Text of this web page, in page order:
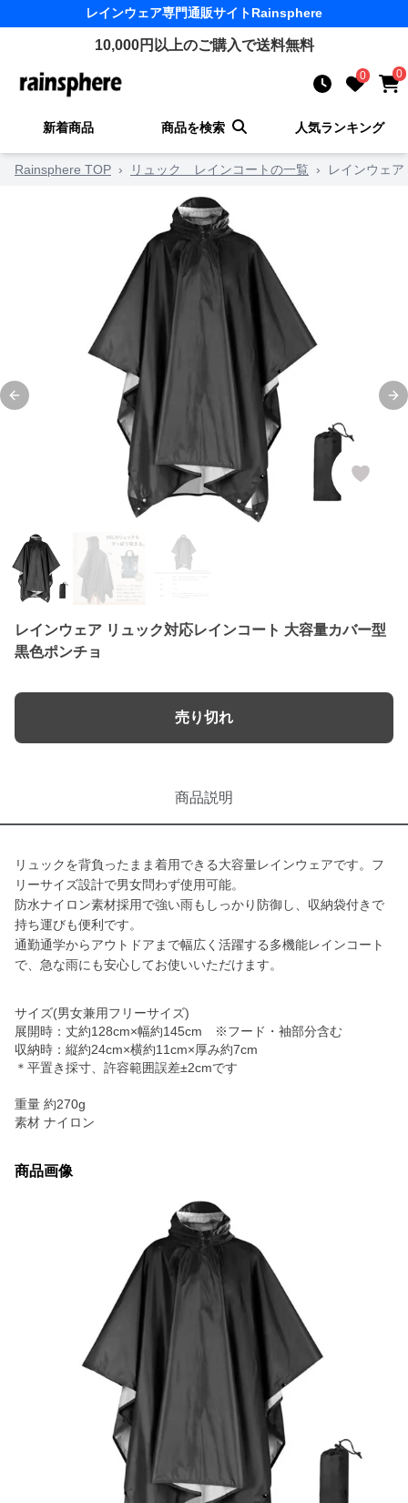
レインウェア専門通販サイトRainsphere
10,000円以上のご購入で送料無料
0 0
新着商品 商品を検索 人気ランキング
Rainsphere TOP › リュック レインコートの一覧 › レインウェ
Previous slide
レインウェア リュック対応レインコート 大容量カバー型
黒色ポンチョ
売り切れ
商品説明
リュックを背負ったまま着用できる大容量レインウェアです。フ
リーサイズ設計で男女問わず使用可能。
防水ナイロン素材採用で強い雨もしっかり防御し、収納袋付きで
持ち運びも便利です。
通勤通学からアウトドアまで幅広く活躍する多機能レインコート
で、急な雨にも安心してお使いいただけます。
サイズ(男女兼用フリーサイズ)
展開時：丈約128cm×幅約145cm ※フード・袖部分含む
収納時：縦約24cm×横約11cm×厚み約7cm
＊平置き採寸、許容範囲誤差±2cmです
重量 約270g
素材 ナイロン
商品画像